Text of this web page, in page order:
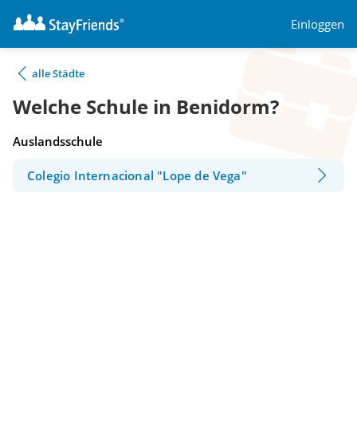
Einloggen
alle Städte
Welche Schule in Benidorm?
Auslandsschule
Colegio Internacional "Lope de Vega"